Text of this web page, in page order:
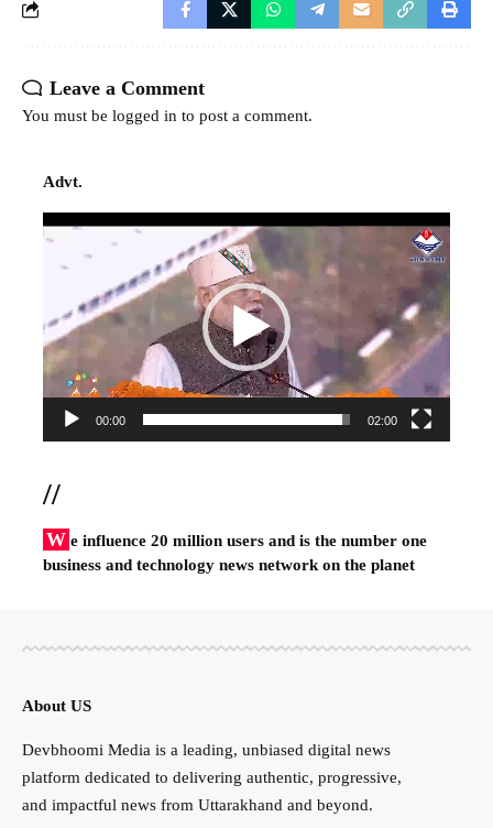
Leave a Comment
You must be logged in to post a comment.
Advt.
Video
00:00 02:00
//
W e influence 20 million users and is the number one
business and technology news network on the planet
About US
Devbhoomi Media is a leading, unbiased digital news
platform dedicated to delivering authentic, progressive,
and impactful news from Uttarakhand and beyond.